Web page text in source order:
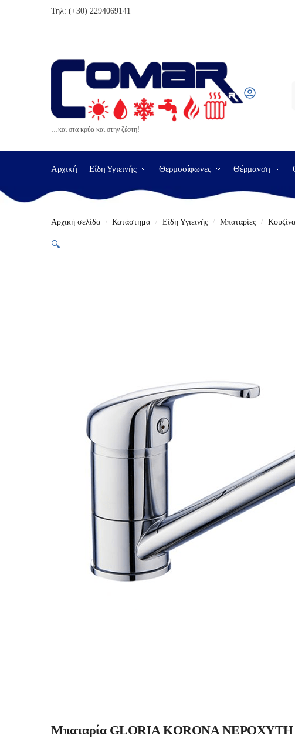
Τηλ: (+30) 2294069141
…και στα κρύα και στην ζέστη!
Αρχική Είδη Υγιεινής Θερμοσίφωνες Θέρμανση
Αρχική σελίδα / Κατάστημα / Είδη Υγιεινής / Μπαταρίες /
🔍
Μπαταρία GLORIA KORONA